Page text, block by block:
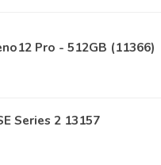
Pro - 512GB (11366)
Series 2 13157